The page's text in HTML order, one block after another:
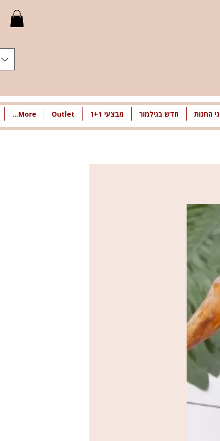
החנות חדש בגילמור מבצעי 1+1 Outlet
More...